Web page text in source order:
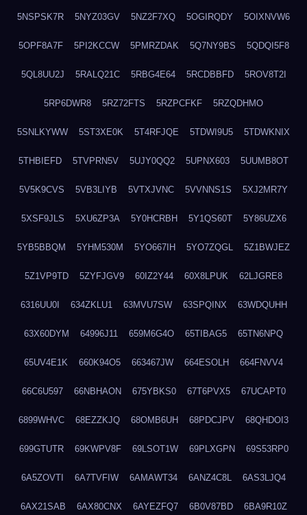
5NSPSK7R 5NYZ03GV 5NZ2F7XQ 5OGIRQDY 5OIXNVW6
5OPF8A7F 5PI2KCCW 5PMRZDAK 5Q7NY9BS 5QDQI5F8
5QL8UU2J 5RALQ21C 5RBG4E64 5RCDBBFD 5ROV8T2I
5RP6DWR8 5RZ72FTS 5RZPCFKF 5RZQDHMO
5SNLKYWW 5ST3XE0K 5T4RFJQE 5TDWI9U5 5TDWKNIX
5THBIEFD 5TVPRN5V 5UJY0QQ2 5UPNX603 5UUMB8OT
5V5K9CVS 5VB3LIYB 5VTXJVNC 5VVNNS1S 5XJ2MR7Y
5XSF9JLS 5XU6ZP3A 5Y0HCRBH 5Y1QS60T 5Y86UZX6
5YB5BBQM 5YHM530M 5YO667IH 5YO7ZQGL 5Z1BWJEZ
5Z1VP9TD 5ZYFJGV9 60IZ2Y44 60X8LPUK 62LJGRE8
6316UU0I 634ZKLU1 63MVU7SW 63SPQINX 63WDQUHH
63X60DYM 64996J11 659M6G4O 65TIBAG5 65TN6NPQ
65UV4E1K 660K94O5 663467JW 664ESOLH 664FNVV4
66C6U597 66NBHAON 675YBKS0 67T6PVX5 67UCAPT0
6899WHVC 68EZZKJQ 68OMB6UH 68PDCJPV 68QHDOI3
699GTUTR 69KWPV8F 69LSOT1W 69PLXGPN 69S53RP0
6A5ZOVTI 6A7TVFIW 6AMAWT34 6ANZ4C8L 6AS3LJQ4
6AX21SAB 6AX80CNX 6AYEZFQ7 6B0V87BD 6BA9R10Z